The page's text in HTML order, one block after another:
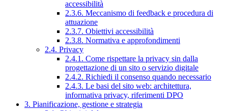
accessibilità
2.3.6. Meccanismo di feedback e procedura di
attuazione
2.3.7. Obiettivi accessibilità
2.3.8. Normativa e approfondimenti
2.4. Privacy
2.4.1. Come rispettare la privacy sin dalla
progettazione di un sito o servizio digitale
2.4.2. Richiedi il consenso quando necessario
2.4.3. Le basi del sito web: architettura,
informativa privacy, riferimenti DPO
3. Pianificazione, gestione e strategia